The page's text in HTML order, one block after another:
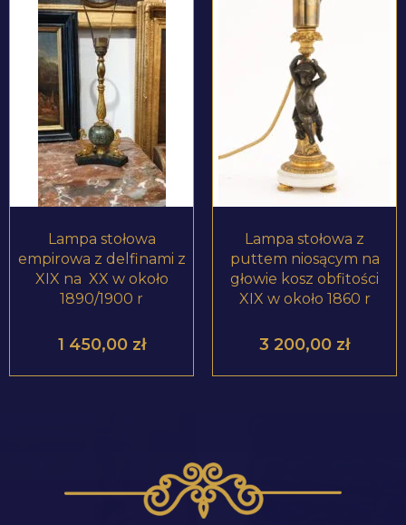
ZOBACZ PRODUKT
Lampa stołowa
empirowa z delfinami z
XIX na XX w około
1890/1900 r
1 450,00 zł
ZOBACZ PRODUKT
Lampa stołowa z
puttem niosącym na
głowie kosz obfitości
XIX w około 1860 r
3 200,00 zł